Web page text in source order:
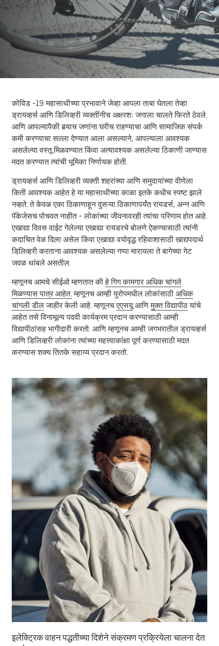
कोविड -19 महासाथीच्या प्रभावाने जेव्हा आपला ताबा घेतला तेव्हा
ड्रायव्हर्स आणि डिलिव्हरी व्यक्तींनीच अक्षरशः जगाला चालते फिरते ठेवले.
आणि आपल्यापैकी बर्‍याच जणांना घरीच राहण्याचा आणि सामाजिक संपर्क
कमी करण्याचा सल्ला देण्यात आला असल्याने, आपल्याला आवश्यक
असलेल्या वस्तू मिळवण्यात किंवा अत्यावश्यक असलेल्या ठिकाणी जाण्यास
मदत करण्यात त्यांची भूमिका निर्णायक होती.
ड्रायव्हर्स आणि डिलिव्हरी व्यक्ती शहरांच्या आणि समुदायांच्या वीणेला
किती आवश्यक आहेत हे या महासाथीच्या काळा इतके कधीच स्पष्ट झाले
नव्हते. ते केवळ एका ठिकाणाहून दुसऱ्या ठिकाणापर्यंत रायडर्स, अन्न आणि
पॅकेजेसच पोचवत नाहीत - लोकांच्या जीवनावरही त्यांचा परिणाम होत आहे.
एखाद्या दिवस वाईट गेलेल्या एखाद्या रायडरचे बोलणे ऐकण्यासाठी त्यांनी
कदाचित वेळ दिला असेल किंवा एखाद्या वयोवृद्ध रहिवाशासाठी खाद्यपदार्थ
डिलिव्हरी करताना आवश्यक असलेल्या गप्पा मारायला ते बागेच्या गेट
जवळ थांबले असतील.
म्हणूनच आमचे सीईओ म्हणतात कीहे गिग कामगार अधिक चांगले
मिळण्यास पात्र आहेत.म्हणूनच आम्ही युरोपमधील लोकांसाठी अधिक
चांगली डीलजाहीर केली आहे. म्हणूनचएएसयूआणिमुक्त विद्यापीठयांचे
आहेत तसे विनामूल्य पदवी कार्यक्रम प्रदान करण्यासाठी आम्ही
विद्यापीठांसह भागीदारी करतो. आणि म्हणूनच आम्ही जगभरातील ड्रायव्हर्स
आणि डिलिव्हरी लोकांना त्यांच्या महत्त्वाकांक्षा पूर्ण करण्यासाठी मदत
करण्यास शक्य तितके सहाय्य प्रदान करतो.
इलेक्ट्रिक वाहन पद्धतीच्या दिशेने संक्रमण प्रक्रियेला चालना देत